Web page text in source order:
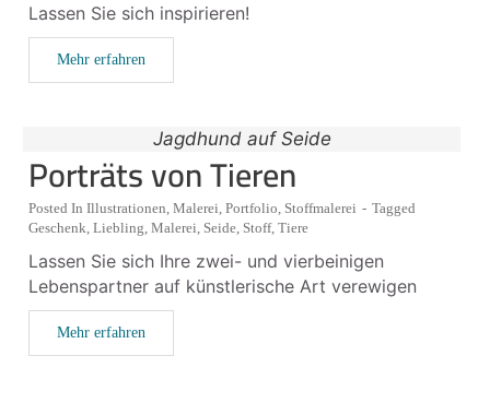
Lassen Sie sich inspirieren!
Mehr erfahren
Jagdhund auf Seide
Porträts von Tieren
Posted In Illustrationen Malerei Portfolio Stoffmalerei - Tagged
Geschenk Liebling Malerei Seide Stoff, Tiere
Lassen Sie sich Ihre zwei- und vierbeinigen
Lebenspartner auf künstlerische Art verewigen
Mehr erfahren